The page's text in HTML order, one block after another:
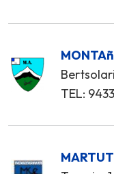
TEL: